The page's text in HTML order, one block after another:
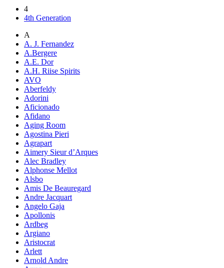
4
4th Generation
A
A. J. Fernandez
A.Bergere
A.E. Dor
A.H. Riise Spirits
AVO
Aberfeldy
Adorini
Aficionado
Afidano
Aging Room
Agostina Pieri
Agrapart
Aimery Sieur d’Arques
Alec Bradley
Alphonse Mellot
Alsbo
Amis De Beauregard
Andre Jacquart
Angelo Gaja
Apollonis
Ardbeg
Argiano
Aristocrat
Arlett
Arnold Andre